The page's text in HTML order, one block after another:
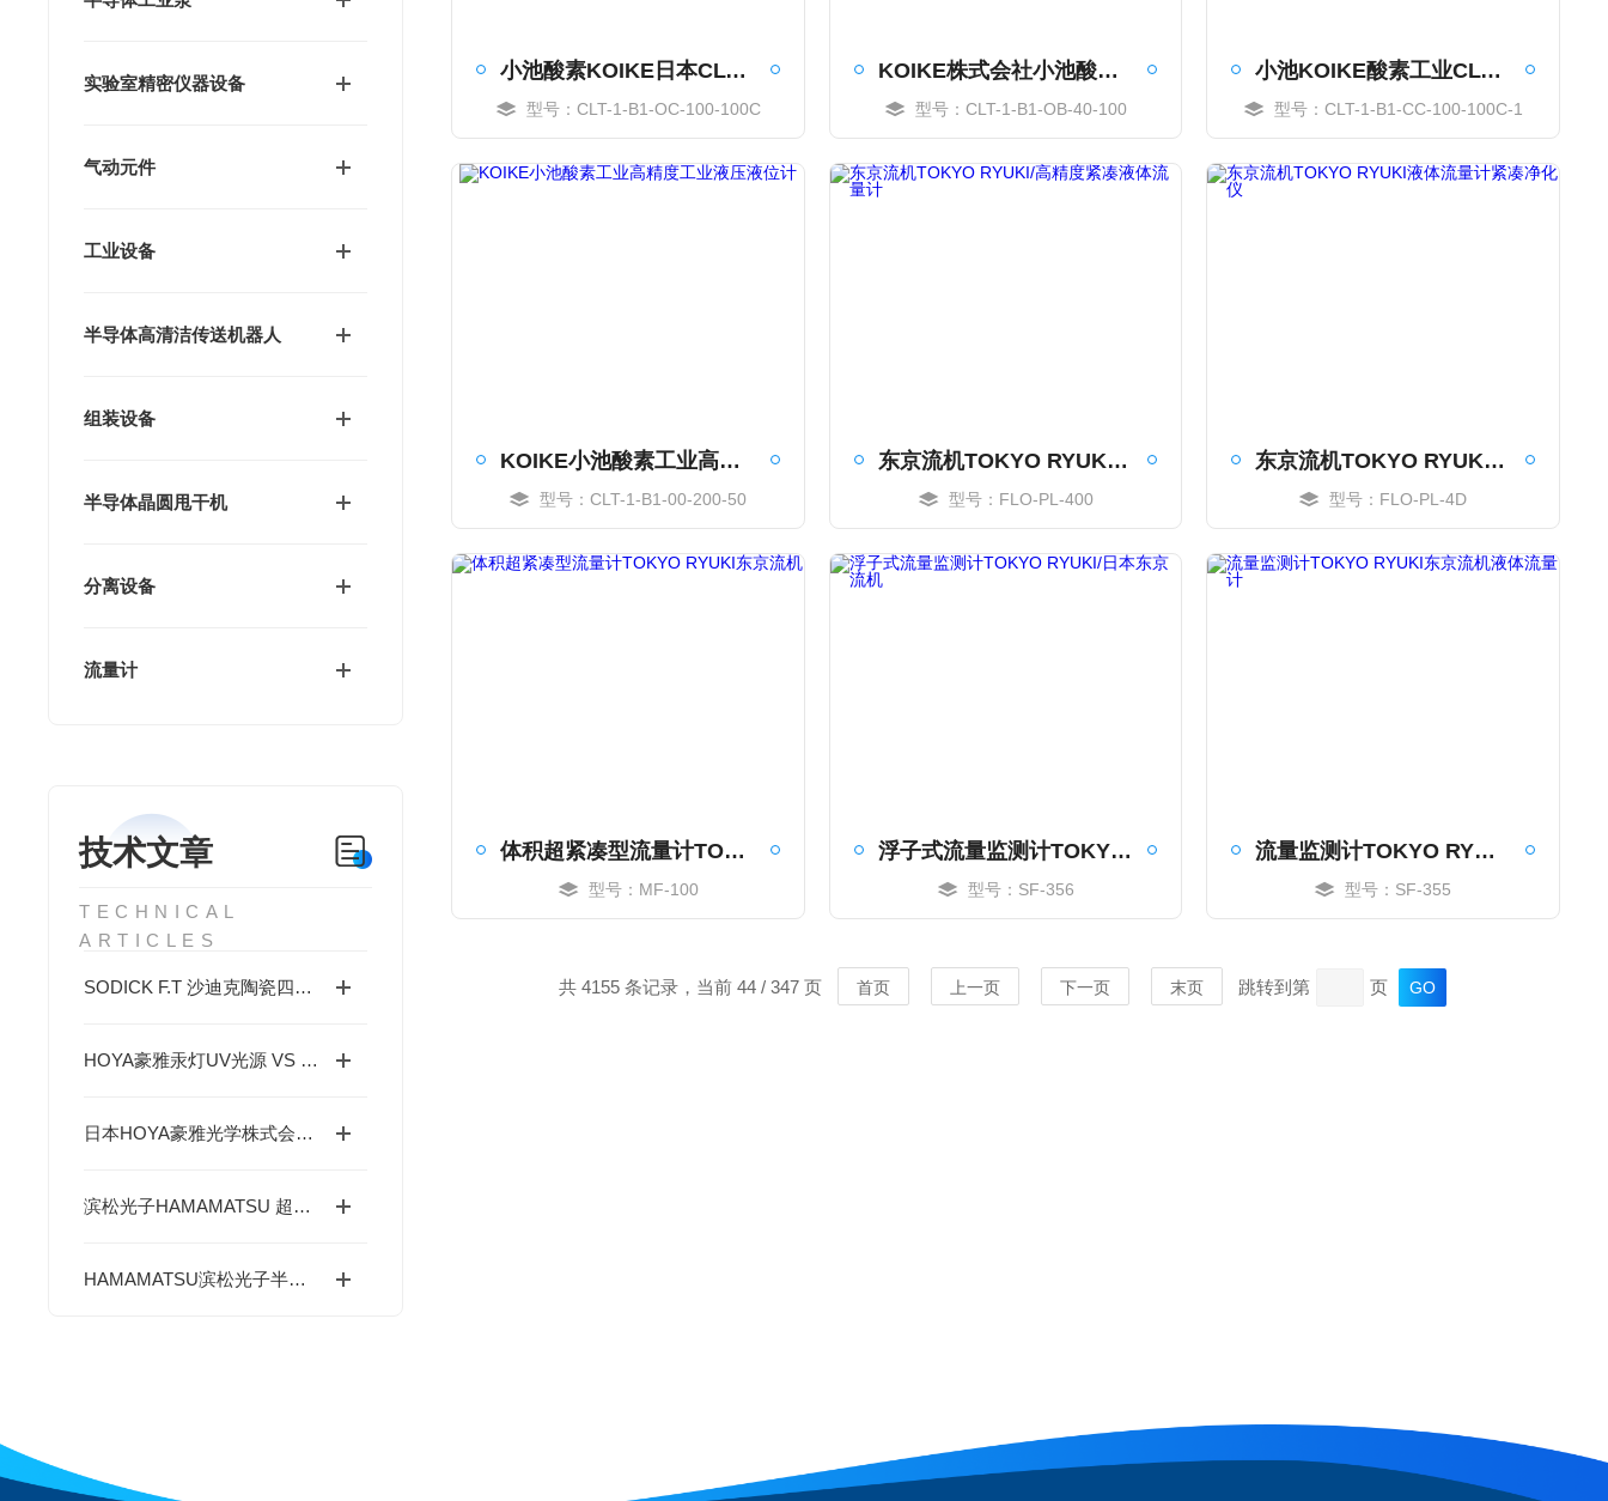
实验室精密仪器设备
气动元件
工业设备
半导体高清洁传送机器人
组装设备
半导体晶圆甩干机
分离设备
流量计
技术文章
TECHNICAL
ARTICLES
SODICK F.T 沙迪克陶瓷四方规 氧化铝陶瓷基准量具
​HOYA豪雅汞灯UV光源 VS UV-LED紫外光源 优缺点全面对比
日本HOYA豪雅光学株式会社 UV光源事业部产品介绍
滨松光子HAMAMATSU 超辐射发光二极管SLD产品介绍及全领域应用详解
HAMAMATSU滨松光子半导体激光器有哪些系列？
小池酸素KOIKE日本CLT润滑油标准液位计
型号：CLT-1-B1-OC-100-100C
KOIKE株式会社小池酸素工业润滑油液位计
型号：CLT-1-B1-OB-40-100
小池KOIKE酸素工业CLT型润滑油标准液压计
型号：CLT-1-B1-CC-100-100C-1
KOIKE小池酸素工业高精度工业液压液位计
型号：CLT-1-B1-00-200-50
东京流机TOKYO RYUKI/高精度紧凑液体流量计
型号：FLO-PL-400
东京流机TOKYO RYUKI液体流量计紧凑净化仪
型号：FLO-PL-4D
体积超紧凑型流量计TOKYO RYUKI东京流机
型号：MF-100
浮子式流量监测计TOKYO RYUKI/日本东京流机
型号：SF-356
流量监测计TOKYO RYUKI东京流机液体流量计
型号：SF-355
共 4155 条记录，当前 44 / 347 页 首页 上一页 下一页 末页 跳转到第 页